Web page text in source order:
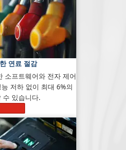
연료 절감
소프트웨어와 전자 제어
저하 없이 최대 6%의
수 있습니다.